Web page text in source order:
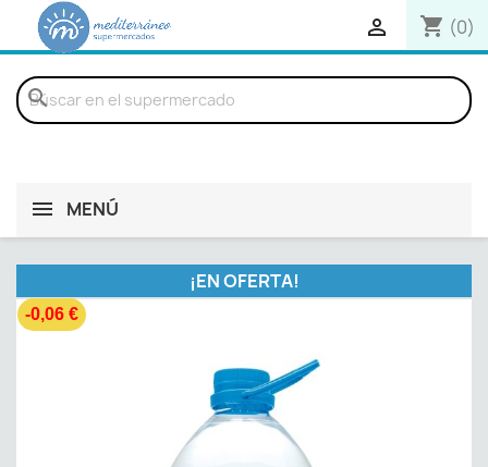
shopping_cart (0)

search
MENÚ
¡EN OFERTA!
-0,06 €